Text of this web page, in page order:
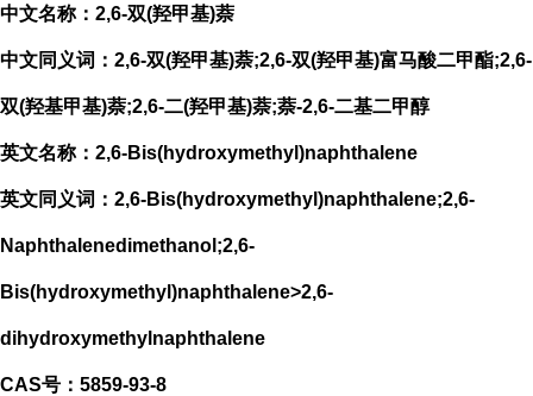
中文名称：2,6-双(羟甲基)萘
中文同义词：2,6-双(羟甲基)萘;2,6-双(羟甲基)富马酸二甲酯;2,6-
双(羟基甲基)萘;2,6-二(羟甲基)萘;萘-2,6-二基二甲醇
英文名称：2,6-Bis(hydroxymethyl)naphthalene
英文同义词：2,6-Bis(hydroxymethyl)naphthalene;2,6-
Naphthalenedimethanol;2,6-
Bis(hydroxymethyl)naphthalene>2,6-
dihydroxymethylnaphthalene
CAS号：5859-93-8